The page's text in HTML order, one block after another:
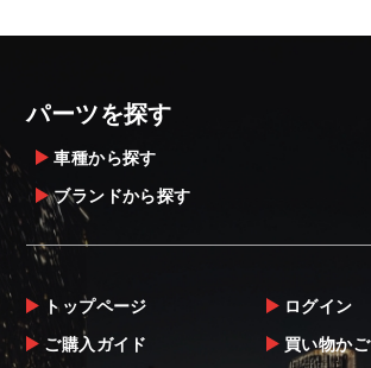
パーツを探す
車種から探す
ブランドから探す
トップページ
ご購入ガイド
ログイン
買い物かご